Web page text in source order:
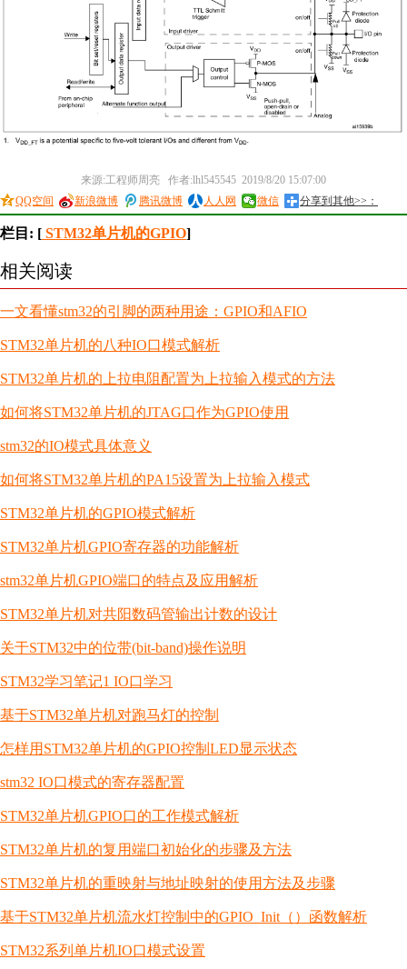
来源:工程师周亮 作者:lhl545545 2019/8/20 15:07:00
QQ空间
新浪微博 腾讯微博 人人网 微信 分享到其他>>：
栏目: [ STM32单片机的GPIO]
相关阅读
一文看懂stm32的引脚的两种用途：GPIO和AFIO
STM32单片机的八种IO口模式解析
STM32单片机的上拉电阻配置为上拉输入模式的方法
如何将STM32单片机的JTAG口作为GPIO使用
stm32的IO模式具体意义
如何将STM32单片机的PA15设置为上拉输入模式
STM32单片机的GPIO模式解析
STM32单片机GPIO寄存器的功能解析
stm32单片机GPIO端口的特点及应用解析
STM32单片机对共阳数码管输出计数的设计
关于STM32中的位带(bit-band)操作说明
STM32学习笔记1 IO口学习
基于STM32单片机对跑马灯的控制
怎样用STM32单片机的GPIO控制LED显示状态
stm32 IO口模式的寄存器配置
STM32单片机GPIO口的工作模式解析
STM32单片机的复用端口初始化的步骤及方法
STM32单片机的重映射与地址映射的使用方法及步骤
基于STM32单片机流水灯控制中的GPIO_Init（）函数解析
STM32系列单片机IO口模式设置